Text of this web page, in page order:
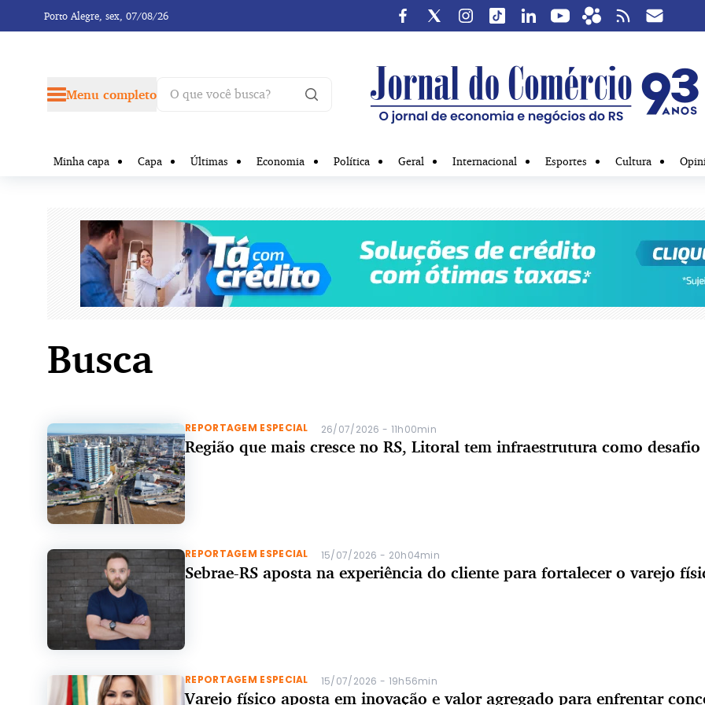
Porto Alegre, sex, 07/08/26
Menu completo
Minha capa Capa Últimas Economia Política Geral Internacional Esportes Cultura
Busca
REPORTAGEM ESPECIAL 26/07/2026 - 11h00min
Região que mais cresce no RS, Litoral tem infraestrutura como desafio
REPORTAGEM ESPECIAL 15/07/2026 - 20h04min
Sebrae-RS aposta na experiência do cliente para fortalecer o varejo
REPORTAGEM ESPECIAL 15/07/2026 - 19h56min
Varejo físico aposta em inovação e valor agregado para enfrentar